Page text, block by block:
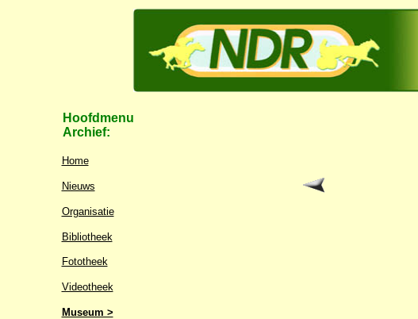
Hoofdmenu
Archief:
Home
Nieuws
Organisatie
Bibliotheek
Fototheek
Videotheek
Museum >